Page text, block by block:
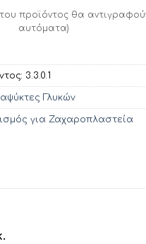
του προϊόντος θα
αυτόματα)
3.3.0.1
Γλυκών
για Ζαχαροπλαστεία